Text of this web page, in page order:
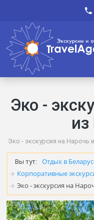
Эко -
Эко - экскурсия на Нарочь
Вы тут: Отдых в
Корпоративные
Эко - экскурсия на